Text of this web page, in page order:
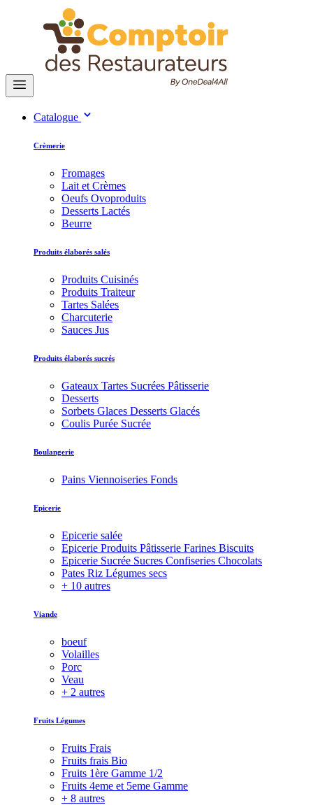
Catalogue
Crèmerie
Fromages
Lait et Crèmes
Oeufs Ovoproduits
Desserts Lactés
Beurre
Produits élaborés salés
Produits Cuisinés
Produits Traiteur
Tartes Salées
Charcuterie
Sauces Jus
Produits élaborés sucrés
Gateaux Tartes Sucrées Pâtisserie
Desserts
Sorbets Glaces Desserts Glacés
Coulis Purée Sucrée
Boulangerie
Pains Viennoiseries Fonds
Epicerie
Epicerie salée
Epicerie Produits Pâtisserie Farines Biscuits
Epicerie Sucrée Sucres Confiseries Chocolats
Pates Riz Légumes secs
+ 10 autres
Viande
boeuf
Volailles
Porc
Veau
+ 2 autres
Fruits Légumes
Fruits Frais
Fruits frais Bio
Fruits 1ère Gamme 1/2
Fruits 4eme et 5eme Gamme
+ 8 autres